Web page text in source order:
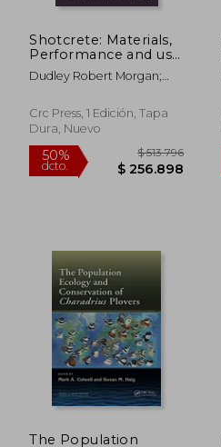
50%
dcto.
$ 269.711
$ 134.855
Shotcrete: Materials,
Performance and use
(Modern Concrete
Technology) (en
Dudley Robert Morgan;
Crc Press, 1 Edición, Tapa
Dura, Nuevo
The Population